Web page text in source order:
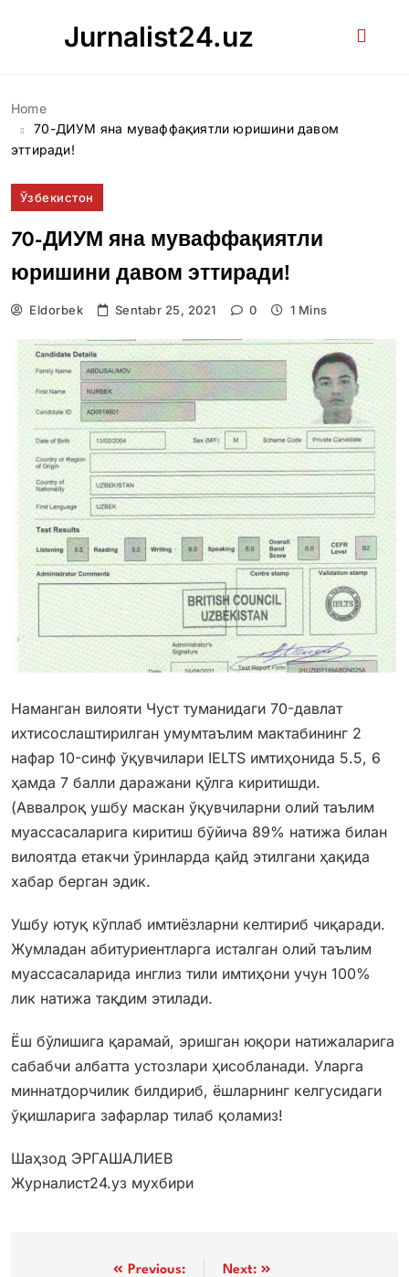
Jurnalist24.uz
Home
70-ДИУМ яна муваффақиятли юришини давом
эттиради!
Ўзбекистон
70-ДИУМ яна муваффақиятли
юришини давом эттиради!
Eldorbek Sentabr 25, 2021 0 1 Mins
Наманган вилояти Чуст туманидаги 70-давлат
ихтисослаштирилган умумтаълим мактабининг 2
нафар 10-синф ўқувчилари IELTS имтиҳонида 5.5, 6
ҳамда 7 балли даражани қўлга киритишди.
(Аввалроқ ушбу маскан ўқувчиларни олий таълим
муассасаларига киритиш бўйича 89% натижа билан
вилоятда етакчи ўринларда қайд этилгани ҳақида
хабар берган эдик.
Ушбу ютуқ кўплаб имтиёзларни келтириб чиқаради.
Жумладан абитуриентларга исталган олий таълим
муассасаларида инглиз тили имтиҳони учун 100%
лик натижа тақдим этилади.
Ёш бўлишига қарамай, эришган юқори натижаларига
сабабчи албатта устозлари ҳисобланади. Уларга
миннатдорчилик билдириб, ёшларнинг келгусидаги
ўқишларига зафарлар тилаб қоламиз!
Шаҳзод ЭРГАШАЛИЕВ
Журналист24.уз мухбири
Previous: Next: